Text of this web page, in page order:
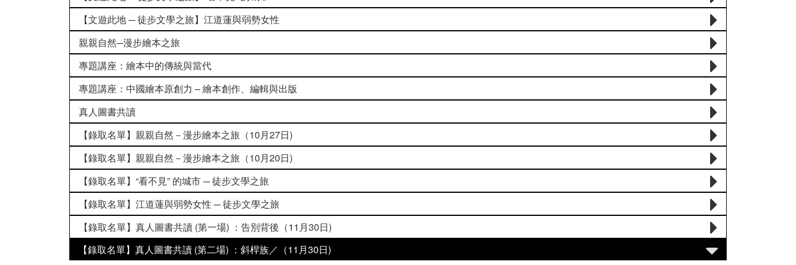
【文遊此地 ─ 徒步文學之旅】江道蓮與弱勢女性
親親自然─漫步繪本之旅
專題講座：繪本中的傳統與當代
專題講座：中國繪本原創力 – 繪本創作、編輯與出版
真人圖書共讀
【錄取名單】親親自然－漫步繪本之旅（10月27日)
【錄取名單】親親自然－漫步繪本之旅（10月20日)
【錄取名單】“看不見” 的城市 ─ 徒步文學之旅
【錄取名單】江道蓮與弱勢女性 ─ 徒步文學之旅
【錄取名單】真人圖書共讀 (第一場) ：告別背後（11月30日)
【錄取名單】真人圖書共讀 (第二場) ：斜桿族／（11月30日)